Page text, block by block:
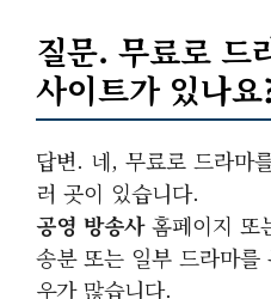
질문. 무료로 드
사이트가 있나요
답변. 네, 무료로 드라마
러 곳이 있습니다.
공영 방송사홈페이지 또
송분 또는 일부 드라마
우가 많습니다.